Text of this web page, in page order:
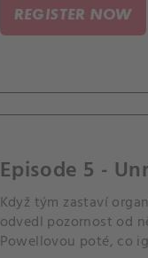
REGISTER NOW
Episode 5 -
Když tým zastaví
odvedl pozornost od
Powellovou poté, co